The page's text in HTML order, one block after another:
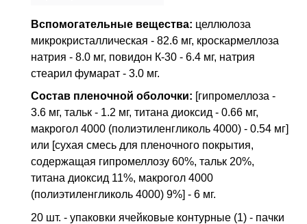
Вспомогательные вещества: целлюлоза
микрокристаллическая - 82.6 мг, кроскармеллоза
натрия - 8.0 мг, повидон К-30 - 6.4 мг, натрия
стеарил фумарат - 3.0 мг.
Состав пленочной оболочки: [гипромеллоза -
3.6 мг, тальк - 1.2 мг, титана диоксид - 0.66 мг,
макрогол 4000 (полиэтиленгликоль 4000) - 0.54 мг]
или [сухая смесь для пленочного покрытия,
содержащая гипромеллозу 60%, тальк 20%,
титана диоксид 11%, макрогол 4000
(полиэтиленгликоль 4000) 9%] - 6 мг.
20 шт. - упаковки ячейковые контурные (1) - пачки